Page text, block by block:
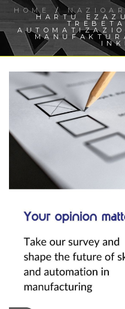
HOME /
HARTU